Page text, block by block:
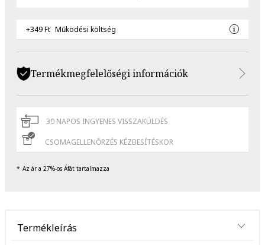
+349 Ft Működési költség
Termékmegfelelőségi információk
30 NAPOS INGYENES VISSZAKÜLDÉS
CSOMAGELLENŐRZÉS KÉZBESÍTÉSKOR
Az ár a 27%-os Áfát tartalmazza
Termékleírás